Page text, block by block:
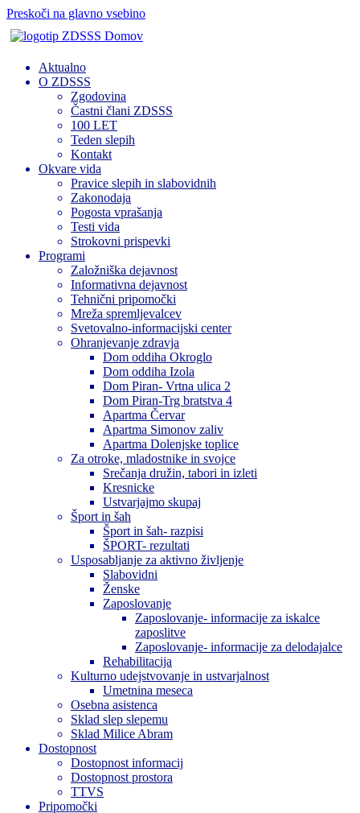
Preskoči na glavno vsebino
Domov
Aktualno
O ZDSSS
Zgodovina
Častni člani ZDSSS
100 LET
Teden slepih
Kontakt
Okvare vida
Pravice slepih in slabovidnih
Zakonodaja
Pogosta vprašanja
Testi vida
Strokovni prispevki
Programi
Založniška dejavnost
Informativna dejavnost
Tehnični pripomočki
Mreža spremljevalcev
Svetovalno-informacijski center
Ohranjevanje zdravja
Dom oddiha Okroglo
Dom oddiha Izola
Dom Piran- Vrtna ulica 2
Dom Piran-Trg bratstva 4
Apartma Červar
Apartma Simonov zaliv
Apartma Dolenjske toplice
Za otroke, mladostnike in svojce
Srečanja družin, tabori in izleti
Kresnicke
Ustvarjajmo skupaj
Šport in šah
Šport in šah- razpisi
ŠPORT- rezultati
Usposabljanje za aktivno življenje
Slabovidni
Ženske
Zaposlovanje
Zaposlovanje- informacije za iskalce
zaposlitve
Zaposlovanje- informacije za delodajalce
Rehabilitacija
Kulturno udejstvovanje in ustvarjalnost
Umetnina meseca
Osebna asistenca
Sklad slep slepemu
Sklad Milice Abram
Dostopnost
Dostopnost informacij
Dostopnost prostora
TTVS
Pripomočki